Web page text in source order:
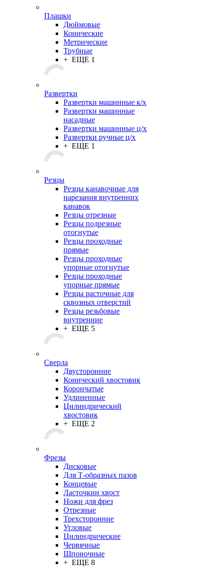
Плашки
Дюймовые
Конические
Метрические
Трубные
+ ЕЩЕ 1
Развертки
Развертки машинные к/х
Развертки машинные
насадные
Развертки машинные ц/х
Развертки ручные ц/х
+ ЕЩЕ 1
Резцы
Резцы канавочные для
нарезания внутренних
канавок
Резцы отрезные
Резцы подрезные
отогнутые
Резцы проходные
прямые
Резцы проходные
упорные отогнутые
Резцы проходные
упорные прямые
Резцы расточные для
сквозных отверстий
Резцы резьбовые
внутренние
+ ЕЩЕ 5
Сверла
Двусторонние
Конический хвостовик
Корончатые
Удлиненные
Цилиндрический
хвостовик
+ ЕЩЕ 2
Фрезы
Дисковые
Для Т-образных пазов
Концевые
Ласточкин хвост
Ножи для фрез
Отрезные
Трехсторонние
Угловые
Цилиндрические
Червячные
Шпоночные
+ ЕЩЕ 8